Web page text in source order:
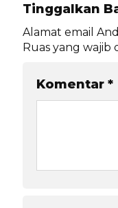
Tinggalkan
Alamat email
Ruas yang wajib
Komentar *